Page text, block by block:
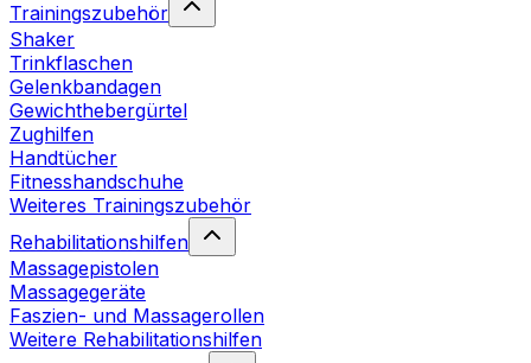
Trainingszubehör
Shaker
Trinkflaschen
Gelenkbandagen
Gewichthebergürtel
Zughilfen
Handtücher
Fitnesshandschuhe
Weiteres Trainingszubehör
Rehabilitationshilfen
Massagepistolen
Massagegeräte
Faszien- und Massagerollen
Weitere Rehabilitationshilfen